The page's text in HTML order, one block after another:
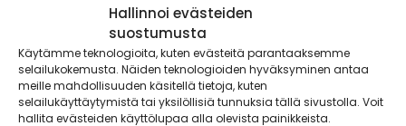
Hallinnoi evästeiden
suostumusta
Käytämme teknologioita, kuten evästeitä parantaaksemme
selailukokemusta. Näiden teknologioiden hyväksyminen antaa
meille mahdollisuuden käsitellä tietoja, kuten
selailukäyttäytymistä tai yksilöllisiä tunnuksia tällä sivustolla. Voit
hallita evästeiden käyttölupaa alla olevista painikkeista.
Kesä on sesonkivihannesten kulta-aikaa. Kotimaiset
kasvikset ovat parhaimmillaan ja niitä löytyy lähes joka...